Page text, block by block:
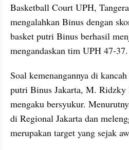
Basketball Court UPH,
mengalahkan Binus dengan
basket putri Binus berhasil
mengandaskan tim UPH 47-37.
Soal kemenangannya di
putri Binus Jakarta, M. Ridzky
mengaku bersyukur.
di Regional Jakarta dan
merupakan target yang sejak